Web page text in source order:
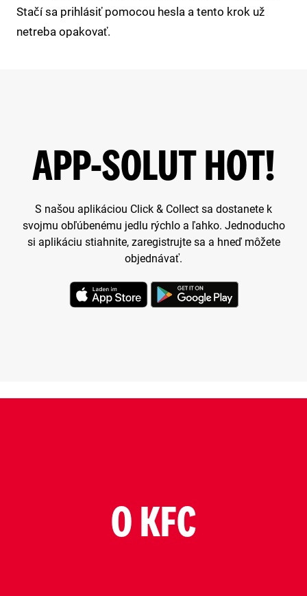
Stačí sa prihlásiť pomocou hesla a tento krok už
netreba opakovať.
APP-SOLUT HOT!
S našou aplikáciou Click & Collect sa dostanete k
svojmu obľúbenému jedlu rýchlo a ľahko. Jednoducho
si aplikáciu stiahnite, zaregistrujte sa a hneď môžete
objednávať.
O KFC